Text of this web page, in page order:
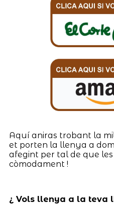
Aquí aniras trobant la
et porten la llenya a
afegint per tal de que
còmodament !
¿ Vols llenya a la teva